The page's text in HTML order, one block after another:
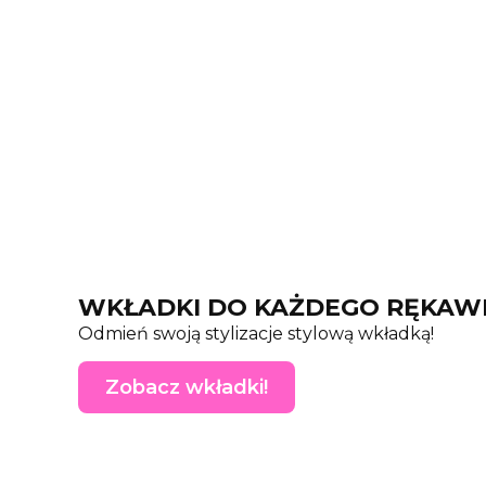
WKŁADKI DO KAŻDEGO
Odmień swoją stylizacje stylową wkładką!
Zobacz wkładki!